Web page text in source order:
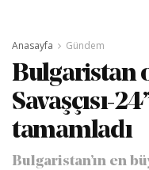
Anasayfa Gündem
Bulgaristan
Savaşçısı-
tamamladı
Bulgaristan’ın en